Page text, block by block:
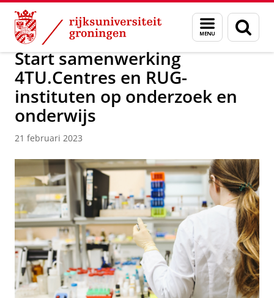
Skip
Content
Skip
Navigation
Menu
en
zoeken
Over ons Actueel Nieuws Nieuwsberichten
Start samenwerking
4TU.Centres en RUG-
instituten op onderzoek en
onderwijs
21 februari 2023